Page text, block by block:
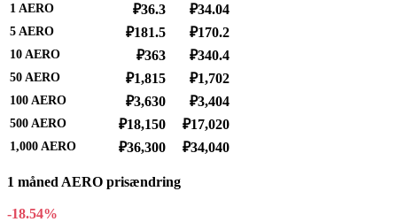
1 AERO ₽36.3 ₽34.04
5 AERO ₽181.5 ₽170.2
10 AERO ₽363 ₽340.4
50 AERO ₽1,815 ₽1,702
100 AERO ₽3,630 ₽3,404
500 AERO ₽18,150 ₽17,020
1,000 AERO ₽36,300 ₽34,040
1 måned AERO prisændring
-18.54%